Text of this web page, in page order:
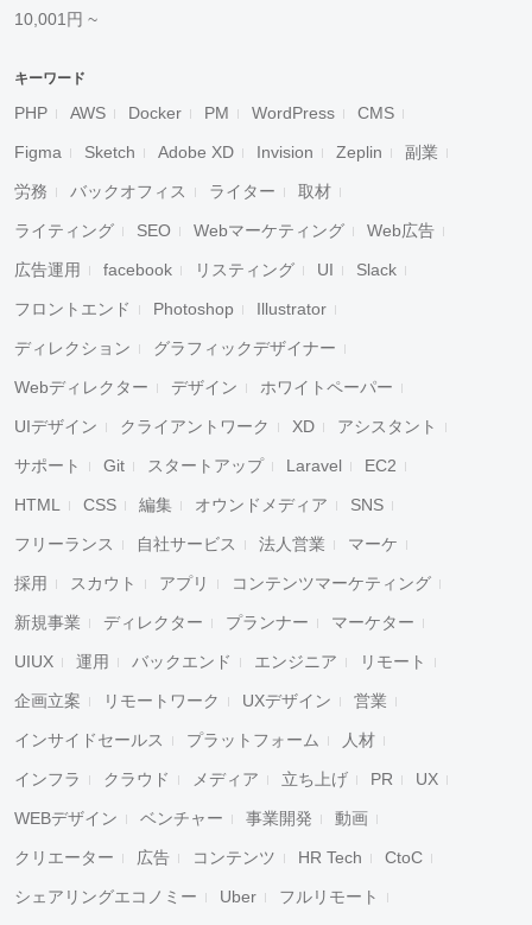
10,001円 ~
キーワード
PHP AWS Docker PM WordPress CMS
Figma Sketch Adobe XD Invision Zeplin 副業
労務 バックオフィス ライター 取材
ライティング SEO Webマーケティング Web広告
広告運用 facebook リスティング UI Slack
フロントエンド Photoshop Illustrator
ディレクション グラフィックデザイナー
Webディレクター デザイン ホワイトペーパー
UIデザイン クライアントワーク XD アシスタント
サポート Git スタートアップ Laravel EC2
HTML CSS 編集 オウンドメディア SNS
フリーランス 自社サービス 法人営業 マーケ
採用 スカウト アプリ コンテンツマーケティング
新規事業 ディレクター プランナー マーケター
UIUX 運用 バックエンド エンジニア リモート
企画立案 リモートワーク UXデザイン 営業
インサイドセールス プラットフォーム 人材
インフラ クラウド メディア 立ち上げ PR UX
WEBデザイン ベンチャー 事業開発 動画
クリエーター 広告 コンテンツ HR Tech CtoC
シェアリングエコノミー Uber フルリモート